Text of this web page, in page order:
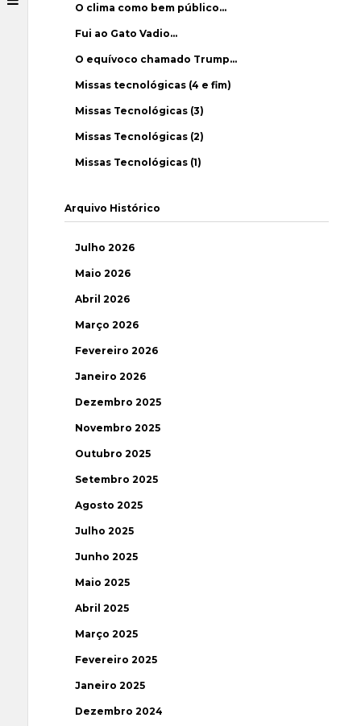
O clima como bem público…
Fui ao Gato Vadio…
O equívoco chamado Trump…
Missas tecnológicas (4 e fim)
Missas Tecnológicas (3)
Missas Tecnológicas (2)
Missas Tecnológicas (1)
Arquivo Histórico
Julho 2026
Maio 2026
Abril 2026
Março 2026
Fevereiro 2026
Janeiro 2026
Dezembro 2025
Novembro 2025
Outubro 2025
Setembro 2025
Agosto 2025
Julho 2025
Junho 2025
Maio 2025
Abril 2025
Março 2025
Fevereiro 2025
Janeiro 2025
Dezembro 2024